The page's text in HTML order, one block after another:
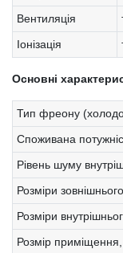
Вентиляція
Іонізація
Основні
Тип фреону
Споживана
Рівень шуму
Розміри
Розміри
Розмір